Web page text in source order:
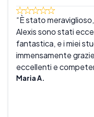
È stato
Alexis sono stati
fantastica, e i miei
immensamente
eccellenti e
Maria A.